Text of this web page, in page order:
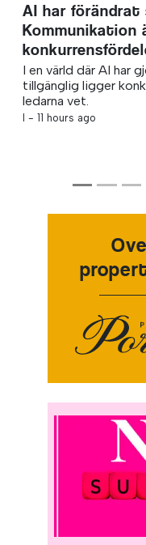
AI har förändrat
Kommunikation
I en värld där AI har
tillgänglig ligger
ledarna vet.
I - 11 hours ago